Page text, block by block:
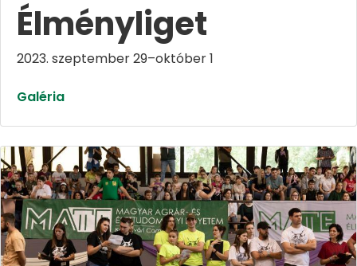
Élményliget
2023. szeptember 29–október 1
Galéria